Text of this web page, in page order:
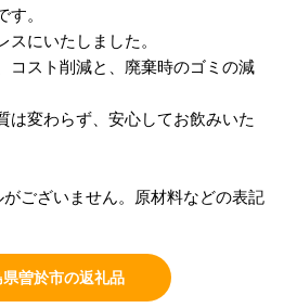
。
にいたしました。
コスト削減と、廃棄時のゴミの減
は変わらず、安心してお飲みいた
ございません。原材料などの表記
県曽於市の返礼品